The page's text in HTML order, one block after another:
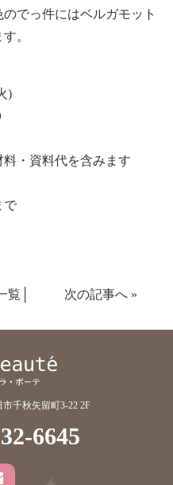
でっ件にはベルガモット
。
)
・資料代を含みます
で
覧 次の記事へ »
千秋矢留町3-22 2F
6645